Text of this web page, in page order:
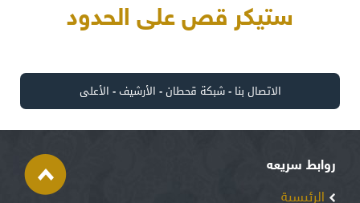
ستيكر قص على الحدود
الاتصال بنا -شبكة قحطان- الأرشيف- الأعلى
روابط سريعه
الرئيسية